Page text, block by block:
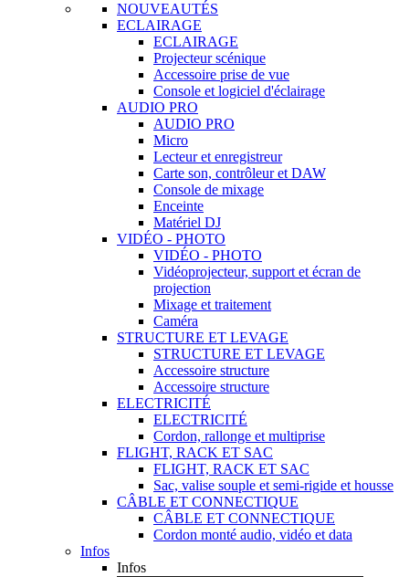
NOUVEAUTÉS
ECLAIRAGE
ECLAIRAGE
Projecteur scénique
Accessoire prise de vue
Console et logiciel d'éclairage
AUDIO PRO
AUDIO PRO
Micro
Lecteur et enregistreur
Carte son, contrôleur et DAW
Console de mixage
Enceinte
Matériel DJ
VIDÉO - PHOTO
VIDÉO - PHOTO
Vidéoprojecteur, support et écran de
projection
Mixage et traitement
Caméra
STRUCTURE ET LEVAGE
STRUCTURE ET LEVAGE
Accessoire structure
Accessoire structure
ELECTRICITÉ
ELECTRICITÉ
Cordon, rallonge et multiprise
FLIGHT, RACK ET SAC
FLIGHT, RACK ET SAC
Sac, valise souple et semi-rigide et housse
CÂBLE ET CONNECTIQUE
CÂBLE ET CONNECTIQUE
Cordon monté audio, vidéo et data
Infos
Infos